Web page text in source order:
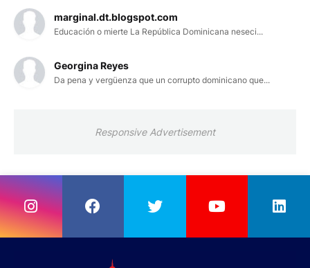
marginal.dt.blogspot.com
Educación o mierte La República Dominicana neseci...
Georgina Reyes
Da pena y vergüenza que un corrupto dominicano que...
Responsive Advertisement